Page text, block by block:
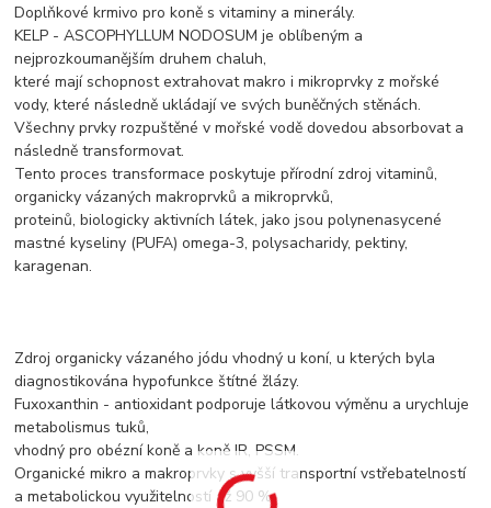
Doplňkové krmivo pro koně s vitaminy a minerály.
KELP - ASCOPHYLLUM NODOSUM je oblíbeným a
nejprozkoumanějším druhem chaluh,
které mají schopnost extrahovat makro i mikroprvky z mořské
vody, které následně ukládají ve svých buněčných stěnách.
Všechny prvky rozpuštěné v mořské vodě dovedou absorbovat a
následně transformovat.
Tento proces transformace poskytuje přírodní zdroj vitaminů,
organicky vázaných makroprvků a mikroprvků,
proteinů, biologicky aktivních látek, jako jsou polynenasycené
mastné kyseliny (PUFA) omega-3, polysacharidy, pektiny,
karagenan.
Zdroj organicky vázaného jódu vhodný u koní, u kterých byla
diagnostikována hypofunkce štítné žlázy.
Fuxoxanthin - antioxidant podporuje látkovou výměnu a urychluje
metabolismus tuků,
vhodný pro obézní koně a koně IR, PSSM.
Organické mikro a makroprvky s vyšší transportní vstřebatelností
a metabolickou využitelností až 90 %.